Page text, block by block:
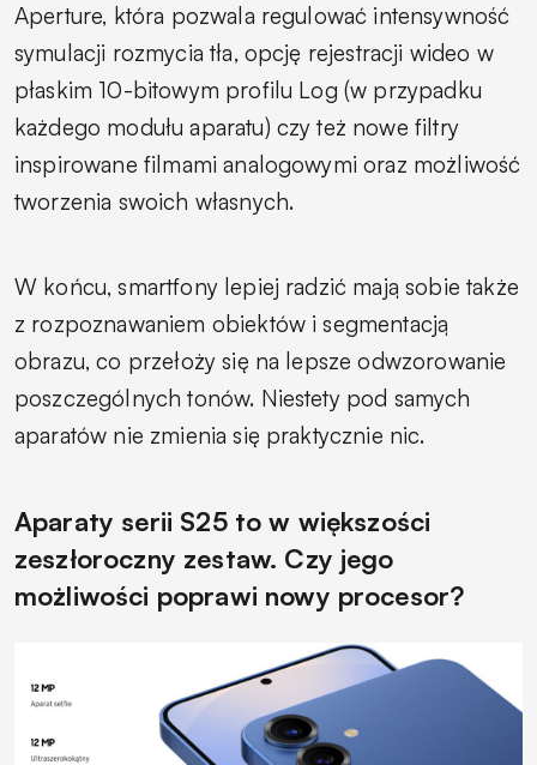
Aperture, która pozwala regulować intensywność
symulacji rozmycia tła, opcję rejestracji wideo w
płaskim 10-bitowym profilu Log (w przypadku
każdego modułu aparatu) czy też nowe filtry
inspirowane filmami analogowymi oraz możliwość
tworzenia swoich własnych.
W końcu, smartfony lepiej radzić mają sobie także
z rozpoznawaniem obiektów i segmentacją
obrazu, co przełoży się na lepsze odwzorowanie
poszczególnych tonów. Niestety pod samych
aparatów nie zmienia się praktycznie nic.
Aparaty serii S25 to w większości
zeszłoroczny zestaw. Czy jego
możliwości poprawi nowy procesor?